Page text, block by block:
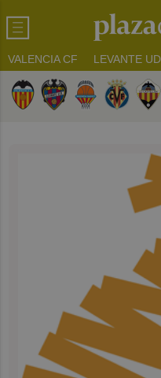
VALENCIA CF LEVANTE UD